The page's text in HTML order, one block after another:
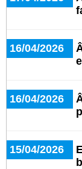
16/04/2026
16/04/2026
15/04/2026